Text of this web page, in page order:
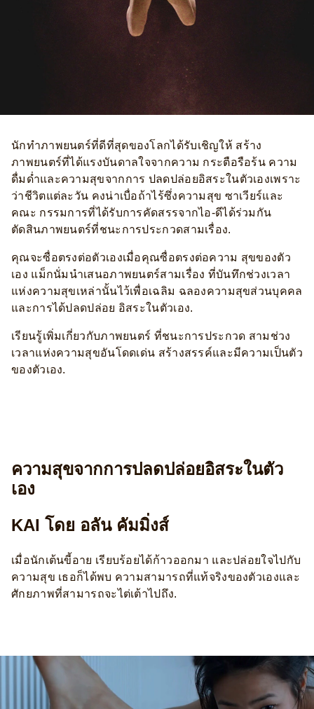
นักทำภาพยนตร์ที่ดีที่สุดของโลกได้รับเชิญให้ สร้าง
ภาพยนตร์ที่ได้แรงบันดาลใจจากความ กระตือรือร้น ความ
ดื่มด่ำและความสุขจากการ ปลดปล่อยอิสระในตัวเองเพราะ
ว่าชีวิตแต่ละวัน คงน่าเบื่อถ้าไร้ซึ่งความสุข ซาเวียร์และ
คณะ กรรมการที่ได้รับการคัดสรรจากไอ-ดีได้ร่วมกัน
ตัดสินภาพยนตร์ที่ชนะการประกวดสามเรื่อง.
คุณจะซื่อตรงต่อตัวเองเมื่อคุณซื่อตรงต่อความ สุขของตัว
เอง แม็กนั่มนำเสนอภาพยนตร์สามเรื่อง ที่บันทึกช่วงเวลา
แห่งความสุขเหล่านั้นไว้เพื่อเฉลิม ฉลองความสุขส่วนบุคคล
และการได้ปลดปล่อย อิสระในตัวเอง.
เรียนรู้เพิ่มเกี่ยวกับภาพยนตร์ ที่ชนะการประกวด สามช่วง
เวลาแห่งความสุขอันโดดเด่น สร้างสรรค์และมีความเป็นตัว
ของตัวเอง.
ความสุขจากการปลดปล่อยอิสระในตัว
เอง
KAI โดย อลัน คัมมิ่งส์
เมื่อนักเต้นขี้อาย เรียบร้อยได้ก้าวออกมา และปล่อยใจไปกับ
ความสุข เธอก็ได้พบ ความสามารถที่แท้จริงของตัวเองและ
ศักยภาพที่สามารถจะไต่เต้าไปถึง.